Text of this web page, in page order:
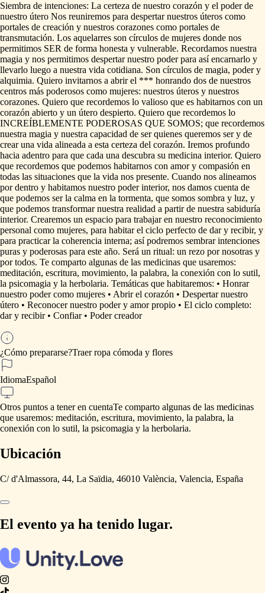
Siembra de intenciones: La certeza de nuestro corazón y el poder de
nuestro útero Nos reuniremos para despertar nuestros úteros como
portales de creación y nuestros corazones como portales de
transmutación. Los aquelarres son círculos de mujeres donde nos
permitimos SER de forma honesta y vulnerable. Recordamos nuestra
magia y nos permitimos despertar nuestro poder para así encarnarlo y
llevarlo luego a nuestra vida cotidiana. Son círculos de magia, poder y
alquimia. Quiero invitarnos a abrir el *** honrando dos de nuestros
centros más poderosos como mujeres: nuestros úteros y nuestros
corazones. Quiero que recordemos lo valioso que es habitarnos con un
corazón abierto y un útero despierto. Quiero que recordemos lo
INCREÍBLEMENTE PODEROSAS QUE SOMOS; que recordemos
nuestra magia y nuestra capacidad de ser quienes queremos ser y de
crear una vida alineada a esta certeza del corazón. Iremos profundo
hacia adentro para que cada una descubra su medicina interior. Quiero
que recordemos que podemos habitarnos con amor y compasión en
todas las situaciones que la vida nos presente. Cuando nos alineamos
por dentro y habitamos nuestro poder interior, nos damos cuenta de
que podemos ser la calma en la tormenta, que somos sombra y luz, y
que podemos transformar nuestra realidad a partir de nuestra sabiduría
interior. Crearemos un espacio para trabajar en nuestro reconocimiento
personal como mujeres, para habitar el ciclo perfecto de dar y recibir, y
para practicar la coherencia interna; así podremos sembrar intenciones
puras y poderosas para este año. Será un ritual: un rezo por nosotras y
por todos. Te comparto algunas de las medicinas que usaremos:
meditación, escritura, movimiento, la palabra, la conexión con lo sutil,
la psicomagia y la herbolaria. Temáticas que habitaremos: • Honrar
nuestro poder como mujeres • Abrir el corazón • Despertar nuestro
útero • Reconocer nuestro poder y amor propio • El ciclo completo:
dar y recibir • Confiar • Poder creador
¿Cómo prepararse?Traer ropa cómoda y flores
IdiomaEspañol
Otros puntos a tener en cuentaTe comparto algunas de las medicinas
que usaremos: meditación, escritura, movimiento, la palabra, la
conexión con lo sutil, la psicomagia y la herbolaria.
Ubicación
C/ d'Almassora, 44, La Saïdia, 46010 València, Valencia, España
El evento ya ha tenido lugar.